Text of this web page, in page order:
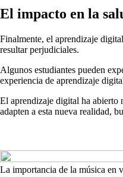
El impacto en la
Finalmente, el aprendizaje
resultar perjudiciales.
Algunos estudiantes pueden
experiencia de aprendizaje
El aprendizaje digital ha abierto
adapten a esta nueva realidad,
La importancia de la música en